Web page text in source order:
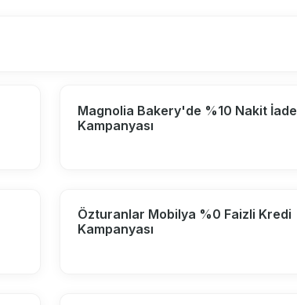
Magnolia Bakery'de %10 Nakit İade
Kampanyası
Özturanlar Mobilya %0 Faizli Kredi
Kampanyası